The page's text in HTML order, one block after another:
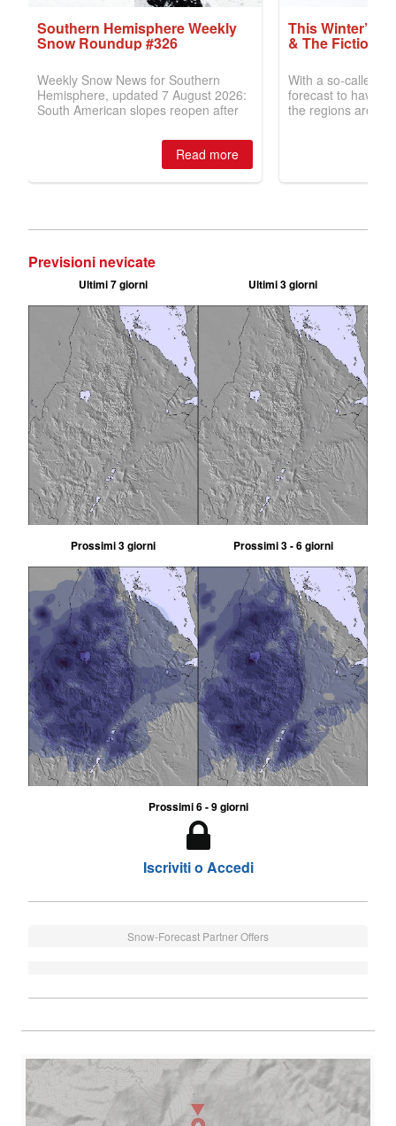
Previsioni nevicate
Ultimi 7 giorni Ultimi 3 giorni
Prossimi 3 giorni Prossimi 3 - 6 giorni
Prossimi 6 - 9 giorni
Iscriviti o Accedi
Snow-Forecast Partner Offers